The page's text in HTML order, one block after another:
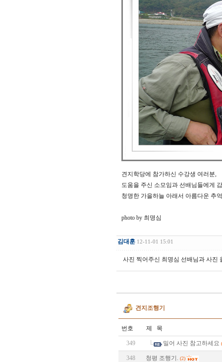
견지학당에 참가하신 수강생 여러분,
도움을 주신 소모임과 선배님들에게
청명한 가을하늘 아래서 아름다운 추
photo by 최명심
김대훈 12-11-01 15:01
사진 찍어주신 최명심 선배님과 사진
견지조행기
번호 제 목
349 밀어 사진 참고하세요
348 청평 조행기. (2)